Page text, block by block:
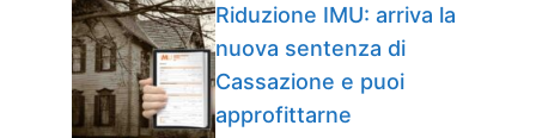
Riduzione IMU: arriva la
nuova sentenza di
Cassazione e puoi
approfittarne